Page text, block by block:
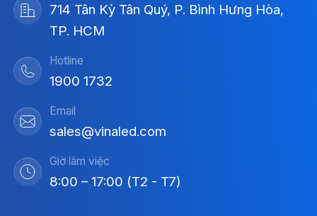
714 Tân Kỳ Tân Quý, P. Bình Hưng Hòa,
TP. HCM
Hotline
1900 1732
Email
sales@vinaled.com
Giờ làm việc
8:00 – 17:00 (T2 - T7)